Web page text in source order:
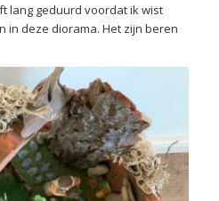
lang geduurd voordat ik wist
in deze diorama. Het zijn beren